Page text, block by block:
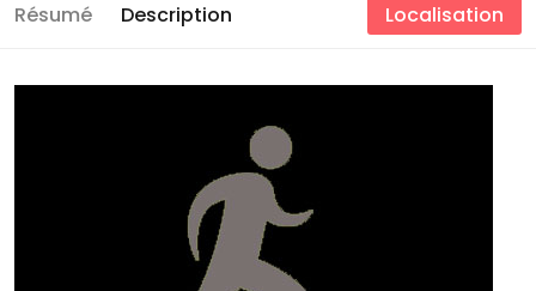
Résumé Description Localisation